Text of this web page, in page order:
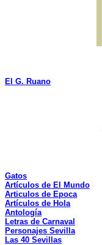
El G. Ruano
Gatos
Artículos de El Mundo
Articulos de Epoca
Artículos de Hola
Antología
Letras de Carnaval
Personajes Sevilla
Las 40 Sevillas